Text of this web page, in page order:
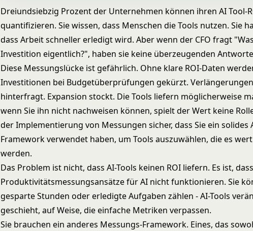
Dreiundsiebzig Prozent der Unternehmen können ihren AI Tool-
quantifizieren. Sie wissen, dass Menschen die Tools nutzen. Sie
dass Arbeit schneller erledigt wird. Aber wenn der CFO fragt
Investition eigentlich?", haben sie keine überzeugenden
Diese Messungslücke ist gefährlich. Ohne klare ROI-Daten
Investitionen bei Budgetüberprüfungen gekürzt.
hinterfragt. Expansion stockt. Die Tools liefern möglicherweise
wenn Sie ihn nicht nachweisen können, spielt der Wert keine
der Implementierung von Messungen sicher, dass Sie ein solides
Frameworkverwendet haben, um Tools auszuwählen, die es
werden.
Das Problem ist nicht, dass AI-Tools keinen ROI liefern. Es ist,
Produktivitätsmessungsansätze für AI nicht funktionieren. Sie
gesparte Stunden oder erledigte Aufgaben zählen - AI-Tools
geschieht, auf Weise, die einfache Metriken verpassen.
Sie brauchen ein anderes Messungs-Framework. Eines, das